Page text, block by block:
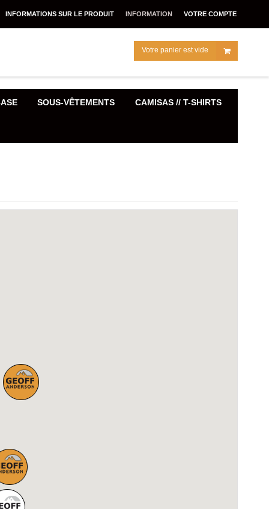
INFORMATIONS SUR LE PRODUIT INFORMATION VOTRE COMPTE
Votre panier est vide
SOUS-VÊTEMENTS CAMISAS // T-SHIRTS